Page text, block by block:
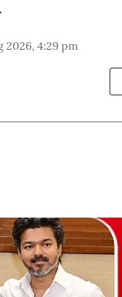
2026, 4:29 pm